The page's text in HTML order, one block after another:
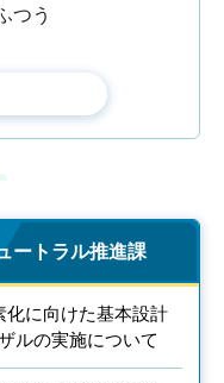
つう
ートラル推進課
化に向けた基本設計
ルの実施について